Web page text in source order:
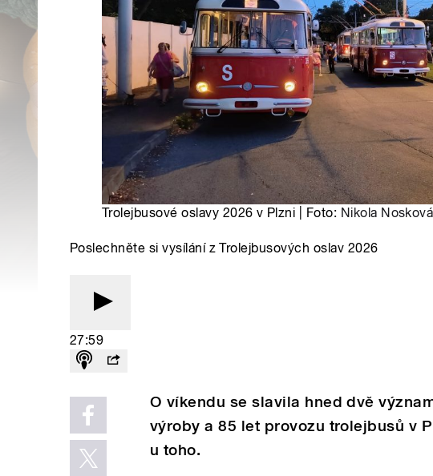
Trolejbusové oslavy 2026 v Plzni | Foto: Nikola Nosková
Poslechněte si vysílání z Trolejbusových oslav 2026
27:59
O víkendu se slavila hned dvě
výroby a 85 let provozu trolejbusů v
u toho.